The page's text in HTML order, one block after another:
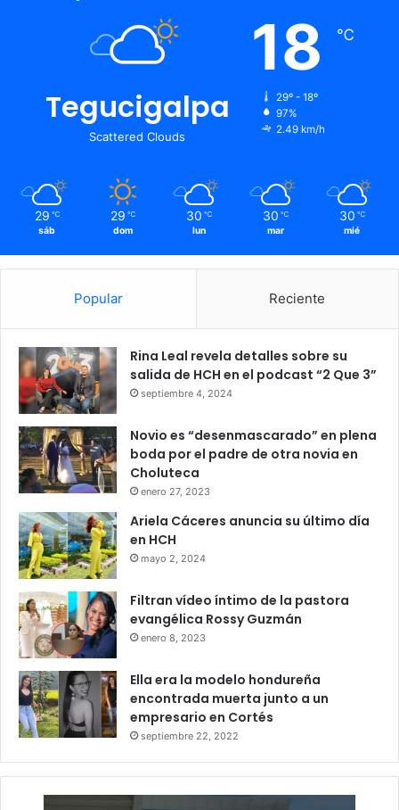
Tegucigalpa
Scattered Clouds
18 ℃
29º - 18º
97%
2.49 km/h
29 ℃
sáb
29 ℃
dom
30 ℃
lun
30 ℃
mar
30 ℃
mié
Popular Reciente
Rina Leal revela detalles sobre su
salida de HCH en el podcast “2 Que 3”
septiembre 4, 2024
Novio es “desenmascarado” en plena
boda por el padre de otra novia en
Choluteca
enero 27, 2023
Ariela Cáceres anuncia su último día
en HCH
mayo 2, 2024
Filtran vídeo íntimo de la pastora
evangélica Rossy Guzmán
enero 8, 2023
Ella era la modelo hondureña
encontrada muerta junto a un
empresario en Cortés
septiembre 22, 2022